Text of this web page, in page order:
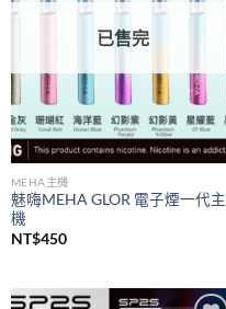
已售完
MEHA主機
魅嗨MEHA GLOR 電子煙一代主
機
NT$450